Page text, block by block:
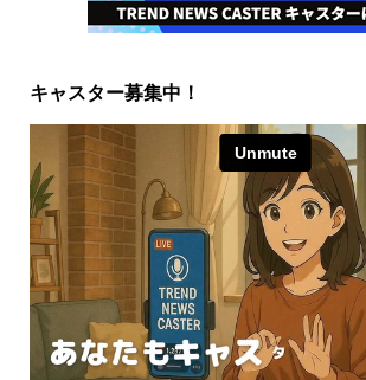
キャスター募集中！